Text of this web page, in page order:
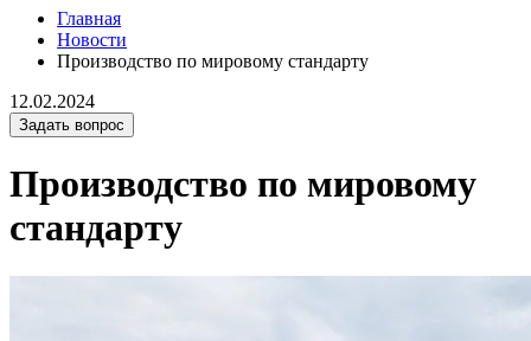
Главная
Новости
Производство по мировому стандарту
12.02.2024
Задать вопрос
Производство по мировому
стандарту